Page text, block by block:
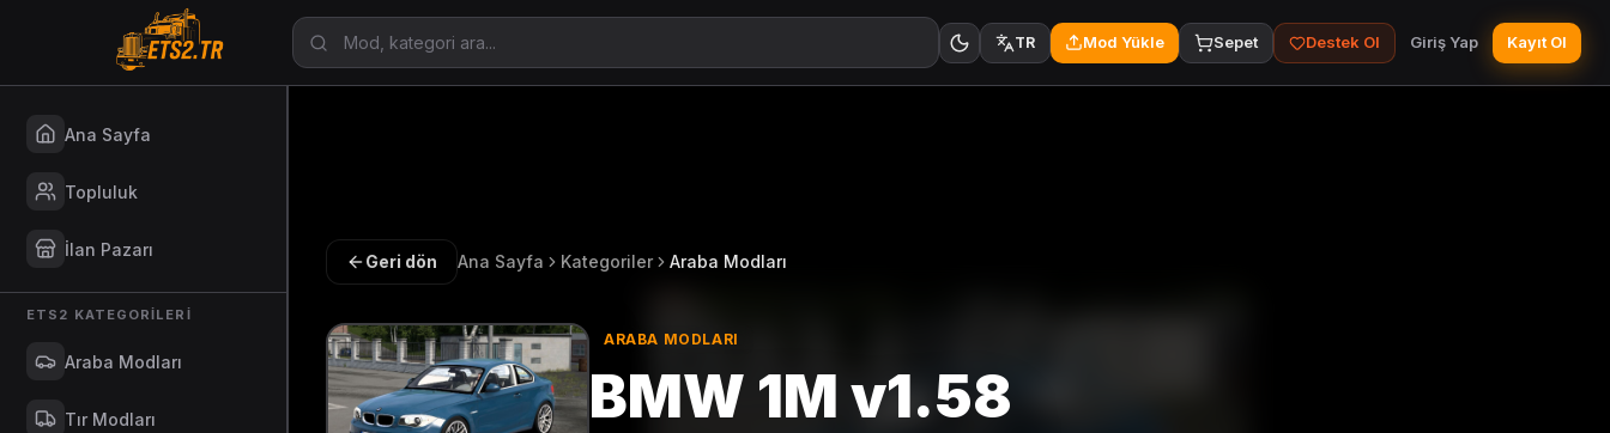
TR Mod Yükle Sepet Destek Ol Giriş Yap Kayıt Ol
Ana Sayfa
Topluluk
İlan Pazarı
ETS2 KATEGORILERI
Araba Modları
Tır Modları
Geri dön Ana Sayfa Kategoriler Araba Modları
ARABA MODLARI
BMW 1M v1.58